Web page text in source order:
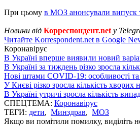
При цьому в МОЗ анонсували випуск
Новини від Корреспондент.net у
Читайте Korrespondent.net в Google
Коронавірус
В Україні вперше виявили новий
В Україні за тиждень різко зросла
Нові штами COVID-19: особливості та
У Києві різко зросла кількість хворих
В Україні утричі зросла кількість
СПЕЦТЕМА: Коронавірус
ТЕГИ: дети, Минздрав, МОЗ
Якщо ви помітили помилку, виділіть